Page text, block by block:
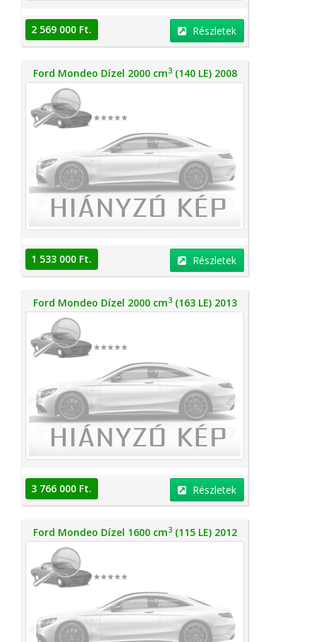
2 569 000 Ft. Részletek
Ford Mondeo Dízel 2000 cm3(140 LE) 2008
1 533 000 Ft. Részletek
Ford Mondeo Dízel 2000 cm3(163 LE) 2013
3 766 000 Ft. Részletek
Ford Mondeo Dízel 1600 cm3(115 LE) 2012